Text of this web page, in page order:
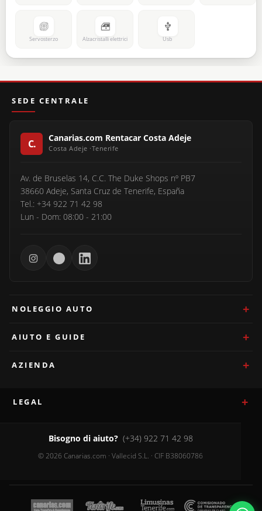
Servosterzo Alzacristalli elettrici Usb
SEDE CENTRALE
Canarias.com Rentacar Costa Adeje
Av. de Bruselas 14, C.C. The Duke Shops nº PB7
38660 Adeje, Santa Cruz de Tenerife, España
Tel.: +34 922 71 42 98
Lun - Dom: 08:00 - 21:00
NOLEGGIO AUTO
AIUTO E GUIDE
AZIENDA
LEGAL
Bisogno di aiuto? (+34) 922 71 42 98
© 2026 Canarias.com · Vallecid S.L. · CIF B38060786